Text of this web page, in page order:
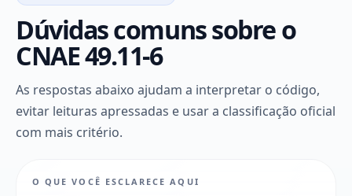
Dúvidas comuns sobre o
CNAE 49.11-6
As respostas abaixo ajudam a interpretar o código,
evitar leituras apressadas e usar a classificação oficial
com mais critério.
O QUE VOCÊ ESCLARECE AQUI